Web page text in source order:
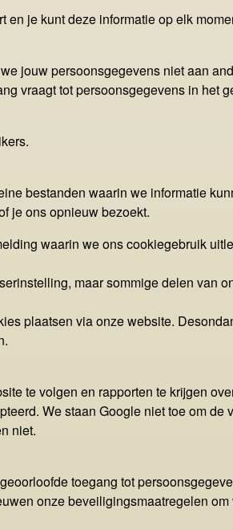
je kunt deze informatie op elk
jouw persoonsgegevens niet aan
vraagt tot persoonsgegevens in het
bestanden waarin we informatie
je ons opnieuw bezoekt.
waarin we ons cookiegebruik
maar sommige delen van
plaatsen via onze website.
te volgen en rapporten te krijgen
We staan Google niet toe om
niet.
toegang tot
onze beveiligingsmaatregelen